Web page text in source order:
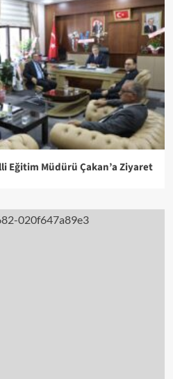
Eğitim Müdürü Çakan’a Ziyaret